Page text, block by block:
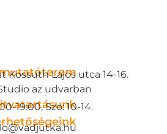
Kossuth Lajos utca 14-16.
az udvarban
19:00, Szo: 10-14.